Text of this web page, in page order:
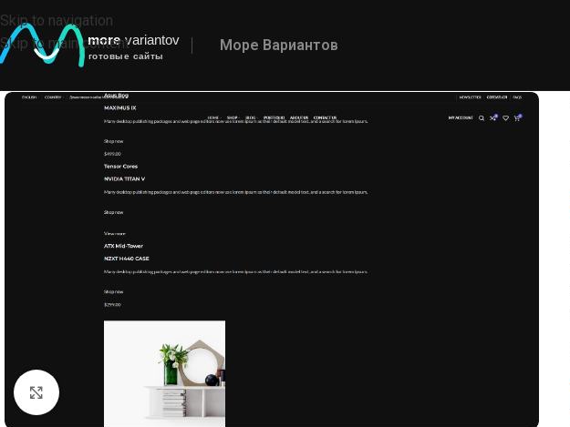
Skip to navigation
Skip to main content
Море Вариантов
Click to enlarge